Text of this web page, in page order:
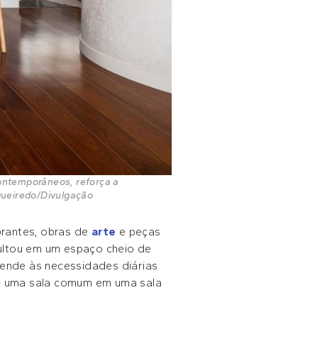
reforça a
Divulgação
obras de arte e peças
em um espaço cheio de
às necessidades diárias
sala comum em uma sala